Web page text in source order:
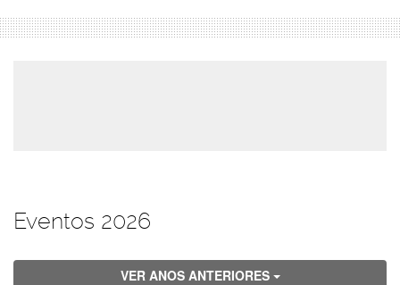
Eventos 2026
VER ANOS ANTERIORES